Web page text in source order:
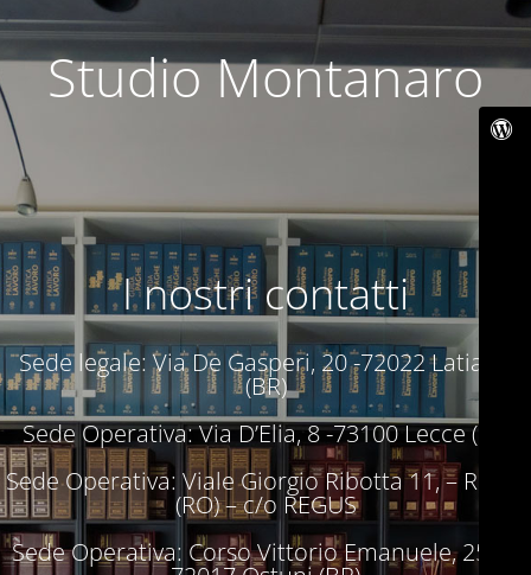
Studio Montanaro
I nostri contatti
Sede legale: Via De Gasperi, 20 -72022 Latiano
(BR)
Sede Operativa: Via D’Elia, 8 -73100 Lecce (LE)
Sede Operativa: Viale Giorgio Ribotta 11, – Roma
(RO) – c/o REGUS
Sede Operativa: Corso Vittorio Emanuele, 250 –